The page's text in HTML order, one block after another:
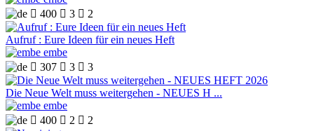
 400  3  2
Aufruf : Eure Ideen für ein neues Heft
embe
 307  3  3
Die Neue Welt muss weitergehen - NEUES H ...
embe
 400  2  2